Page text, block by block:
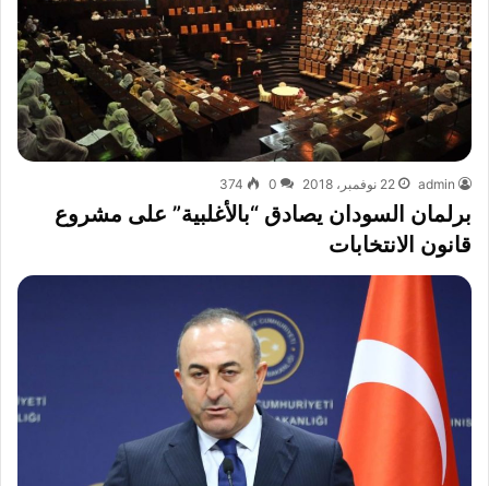
admin 22 نوفمبر، 2018 0
374
برلمان السودان يصادق “بالأغلبية” على مشروع
قانون الانتخابات